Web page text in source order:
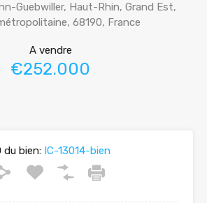
Guebwiller, Haut-Rhin, Grand Est,
68190, France
A vendre
€252.000
du bien:IC-13014-bien